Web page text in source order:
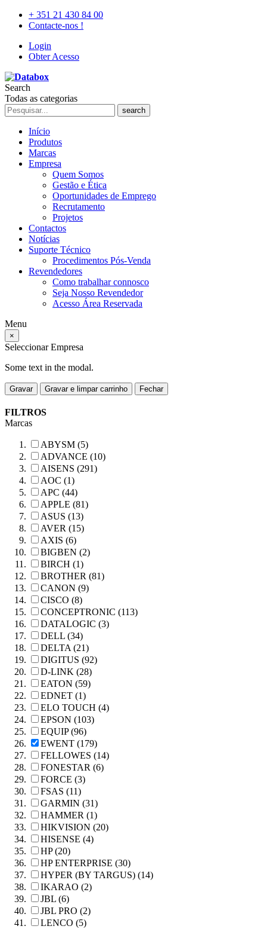
+ 351 21 430 84 00
Contacte-nos !
Login
Obter Acesso
Search
Todas as categorias
search
Início
Produtos
Marcas
Empresa
Quem Somos
Gestão e Ética
Oportunidades de Emprego
Recrutamento
Projetos
Contactos
Notícias
Suporte Técnico
Procedimentos Pós-Venda
Revendedores
Como trabalhar connosco
Seja Nosso Revendedor
Acesso Área Reservada
Menu
×
Seleccionar Empresa
Some text in the modal.
Gravar Gravar e limpar carrinho Fechar
FILTROS
Marcas
ABYSM (5)
ADVANCE (10)
AISENS (291)
AOC (1)
APC (44)
APPLE (81)
ASUS (13)
AVER (15)
AXIS (6)
BIGBEN (2)
BIRCH (1)
BROTHER (81)
CANON (9)
CISCO (8)
CONCEPTRONIC (113)
DATALOGIC (3)
DELL (34)
DELTA (21)
DIGITUS (92)
D-LINK (28)
EATON (59)
EDNET (1)
ELO TOUCH (4)
EPSON (103)
EQUIP (96)
EWENT (179)
FELLOWES (14)
FONESTAR (6)
FORCE (3)
FSAS (11)
GARMIN (31)
HAMMER (1)
HIKVISION (20)
HISENSE (4)
HP (20)
HP ENTERPRISE (30)
HYPER (BY TARGUS) (14)
IKARAO (2)
JBL (6)
JBL PRO (2)
LENCO (5)